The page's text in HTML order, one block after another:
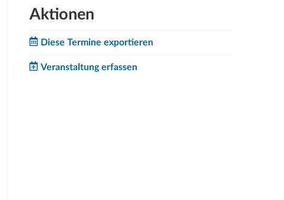
Aktionen
Diese Termine exportieren
Veranstaltung erfassen